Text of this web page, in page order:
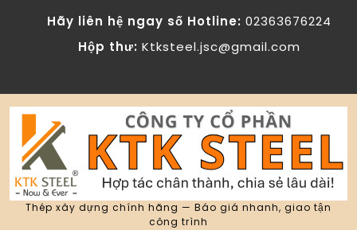
Hãy liên hệ ngay số Hotline: 02363676224
Hộp thư: Ktksteel.jsc@gmail.com
Thép xây dựng chính hãng — Báo giá nhanh, giao tận
công trình